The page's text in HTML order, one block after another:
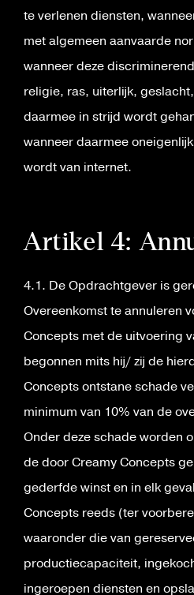
te verlenen diensten,
met algemeen aanvaarde
wanneer deze
religie, ras, uiterlijk,
daarmee in strijd wordt
wanneer daarmee
wordt van internet.
Artikel 4:
4.1. De Opdrachtgever is
Overeenkomst te annuleren
Concepts met de uitvoering
begonnen mits hij/ zij de
Concepts ontstane schade
minimum van 10% van de
Onder deze schade worden
de door Creamy Concepts
gederfde winst en in elk
Concepts reeds (ter
waaronder die van
productiecapaciteit,
ingeroepen diensten en